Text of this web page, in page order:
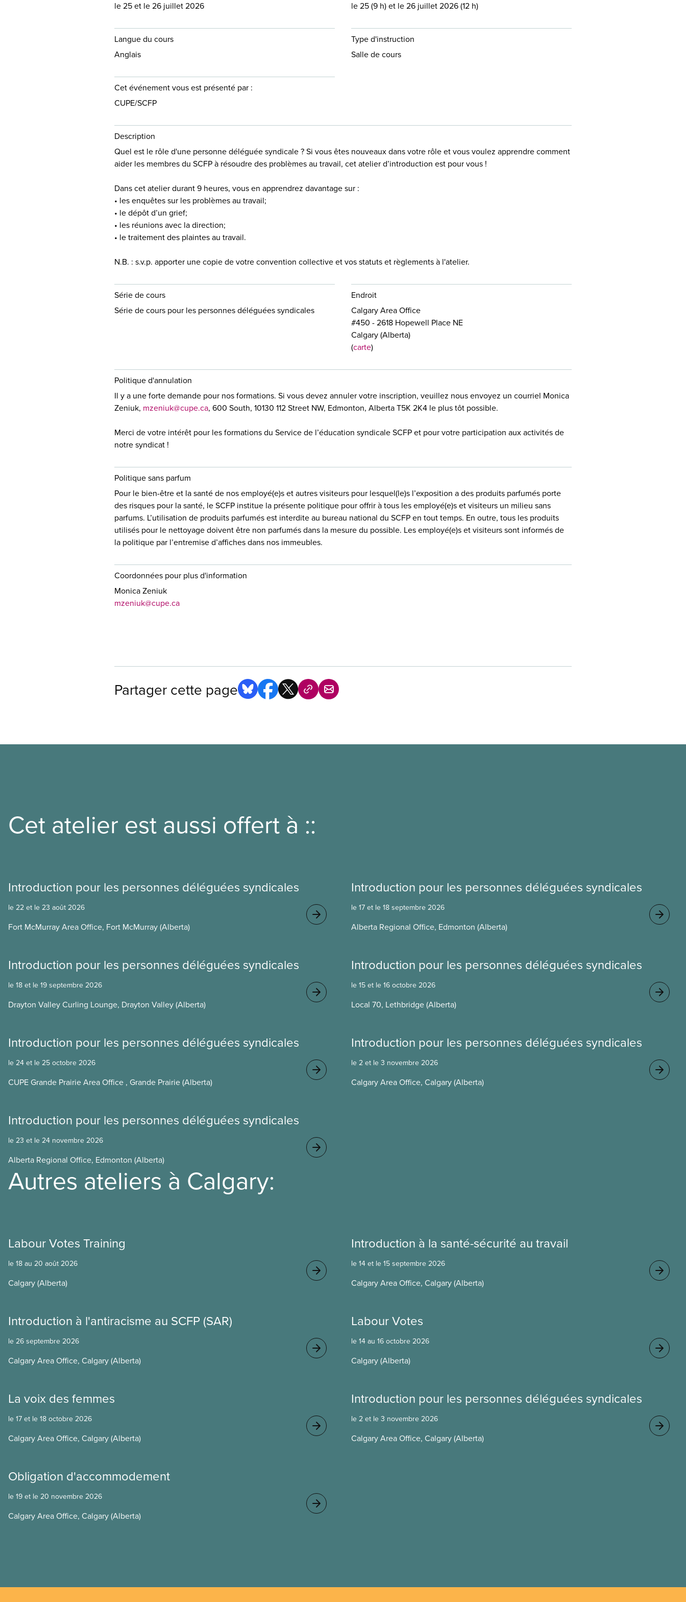
le 25 et le 26 juillet 2026
le 25 (9 h) et le 26 juillet 2026 (12 h)
Langue du cours
Anglais
Type d'instruction
Salle de cours
Cet événement vous est présenté par :
CUPE/SCFP
Description
Quel est le rôle d'une personne déléguée syndicale ? Si vous êtes nouveaux dans votre rôle et vous voulez apprendre comment
aider les membres du SCFP à résoudre des problèmes au travail, cet atelier d’introduction est pour vous !
Dans cet atelier durant 9 heures, vous en apprendrez davantage sur :
• les enquêtes sur les problèmes au travail;
• le dépôt d’un grief;
• les réunions avec la direction;
• le traitement des plaintes au travail.
N.B. : s.v.p. apporter une copie de votre convention collective et vos statuts et règlements à l'atelier.
Série de cours
Série de cours pour les personnes déléguées syndicales
Endroit
Calgary Area Office
#450 - 2618 Hopewell Place NE
Calgary (Alberta)
(carte)
Politique d'annulation
Il y a une forte demande pour nos formations. Si vous devez annuler votre inscription, veuillez nous envoyez un courriel Monica
Zeniuk, mzeniuk@cupe.ca, 600 South, 10130 112 Street NW, Edmonton, Alberta T5K 2K4 le plus tôt possible.
Merci de votre intérêt pour les formations du Service de l’éducation syndicale SCFP et pour votre participation aux activités de
notre syndicat !
Politique sans parfum
Pour le bien-être et la santé de nos employé(e)s et autres visiteurs pour lesquel(le)s l’exposition a des produits parfumés porte
des risques pour la santé, le SCFP institue la présente politique pour offrir à tous les employé(e)s et visiteurs un milieu sans
parfums. L’utilisation de produits parfumés est interdite au bureau national du SCFP en tout temps. En outre, tous les produits
utilisés pour le nettoyage doivent être non parfumés dans la mesure du possible. Les employé(e)s et visiteurs sont informés de
la politique par l’entremise d’affiches dans nos immeubles.
Coordonnées pour plus d'information
Monica Zeniuk
mzeniuk@cupe.ca
Partager cette page
Cet atelier est aussi offert à ::
Introduction pour les personnes déléguées syndicales
le 22 et le 23 août 2026
Fort McMurray Area Office, Fort McMurray (Alberta)
Introduction pour les personnes déléguées syndicales
le 17 et le 18 septembre 2026
Alberta Regional Office, Edmonton (Alberta)
Introduction pour les personnes déléguées syndicales
le 18 et le 19 septembre 2026
Drayton Valley Curling Lounge, Drayton Valley (Alberta)
Introduction pour les personnes déléguées syndicales
le 15 et le 16 octobre 2026
Local 70, Lethbridge (Alberta)
Introduction pour les personnes déléguées syndicales
le 24 et le 25 octobre 2026
CUPE Grande Prairie Area Office , Grande Prairie (Alberta)
Introduction pour les personnes déléguées syndicales
le 2 et le 3 novembre 2026
Calgary Area Office, Calgary (Alberta)
Introduction pour les personnes déléguées syndicales
le 23 et le 24 novembre 2026
Alberta Regional Office, Edmonton (Alberta)
Autres ateliers à Calgary:
Labour Votes Training
le 18 au 20 août 2026
Calgary (Alberta)
Introduction à la santé-sécurité au travail
le 14 et le 15 septembre 2026
Calgary Area Office, Calgary (Alberta)
Introduction à l'antiracisme au SCFP (SAR)
le 26 septembre 2026
Calgary Area Office, Calgary (Alberta)
Labour Votes
le 14 au 16 octobre 2026
Calgary (Alberta)
La voix des femmes
le 17 et le 18 octobre 2026
Calgary Area Office, Calgary (Alberta)
Introduction pour les personnes déléguées syndicales
le 2 et le 3 novembre 2026
Calgary Area Office, Calgary (Alberta)
Obligation d'accommodement
le 19 et le 20 novembre 2026
Calgary Area Office, Calgary (Alberta)